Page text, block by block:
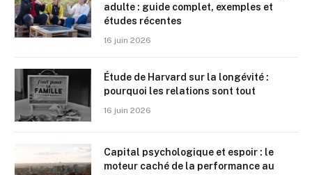
adulte : guide complet, exemples et
études récentes
16 juin 2026
Étude de Harvard sur la longévité :
pourquoi les relations sont tout
16 juin 2026
Capital psychologique et espoir : le
moteur caché de la performance au